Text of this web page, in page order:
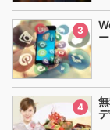
3
4